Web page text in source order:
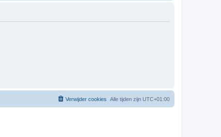
Alle tijden zijn UTC+01:00
Verwijder cookies